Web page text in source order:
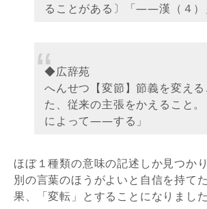
ることがある〕「――漢（４）
◆広辞苑
へんせつ【変節】節義を変える
た、従来の主張をかえること。
によって――する」
ほぼ１種類の意味の記述しか見つか
別の言葉のほうがよいと自信を持て
果、「変転」とすることになりました